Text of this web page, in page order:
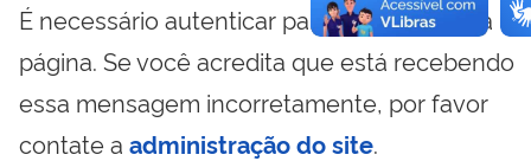
É necessário autenticar para visualizar essa
página. Se você acredita que está recebendo
essa mensagem incorretamente, por favor
contate a administração do site.